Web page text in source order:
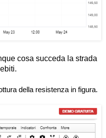
cosa succeda la strada
della resistenza in figura.